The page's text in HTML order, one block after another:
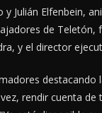
Julián Elfenbein,
de
y el director
rendir cuenta